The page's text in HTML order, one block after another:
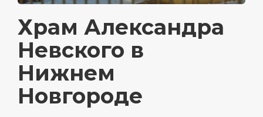
Храм Александра
Невского в
Нижнем
Новгороде